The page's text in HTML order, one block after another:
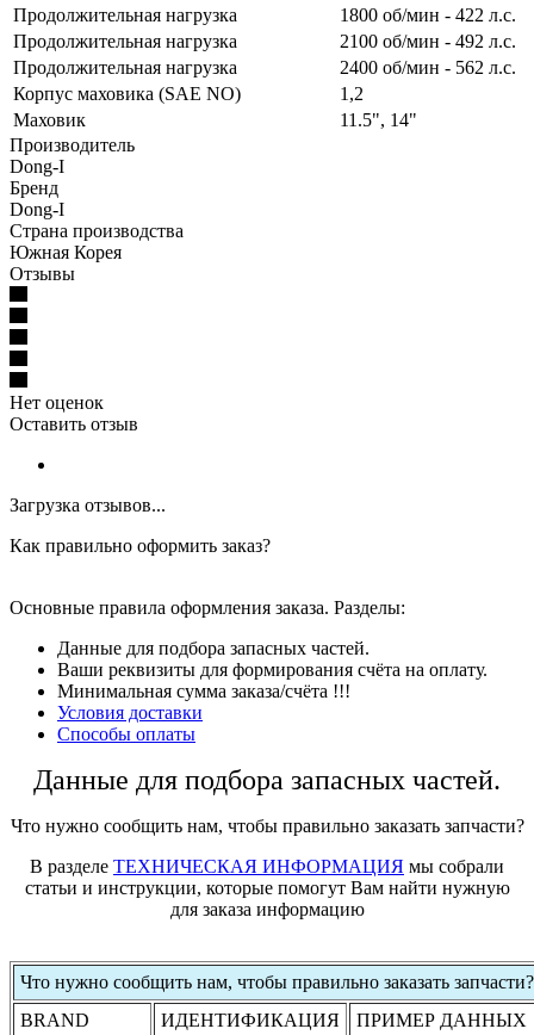
Продолжительная нагрузка
1800 об/мин - 422 л.с.
Продолжительная нагрузка
2100 об/мин - 492 л.с.
Продолжительная нагрузка
2400 об/мин - 562 л.с.
Корпус маховика (SAE NO)
1,2
Маховик
11.5", 14"
Производитель
Dong-I
Бренд
Dong-I
Страна производства
Южная Корея
Отзывы
Нет оценок
Оставить отзыв
Загрузка отзывов...
Как правильно оформить заказ?
Основные правила оформления заказа. Разделы:
Данные для подбора запасных частей.
Ваши реквизиты для формирования счёта на оплату.
Минимальная сумма заказа/счёта !!!
Условия доставки
Способы оплаты
Данные для подбора запасных частей.
Что нужно сообщить нам, чтобы правильно заказать запчасти?
В разделе ТЕХНИЧЕСКАЯ ИНФОРМАЦИЯ мы собрали
статьи и инструкции, которые помогут Вам найти нужную
для заказа информацию
Что нужно сообщить нам, чтобы правильно заказать запчасти?
BRAND
ИДЕНТИФИКАЦИЯ ПРИМЕР ДАННЫХ